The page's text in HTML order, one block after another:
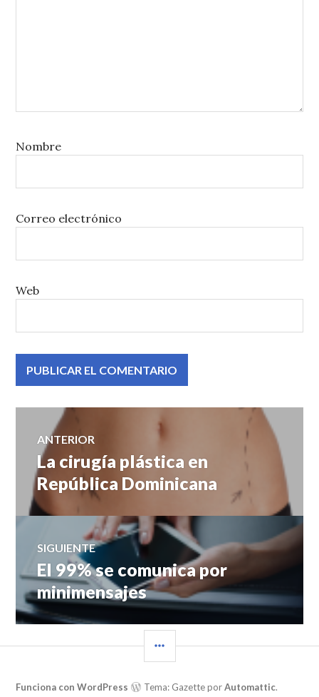
Nombre
Correo electrónico
Web
Navegación
de
entradas
ANTERIOR
Entrada
anterior:
La cirugía plástica en
República Dominicana
SIGUIENTE
Entrada
siguiente:
El 99% se comunica por
minimensajes
LATERAL
Funciona con WordPress Tema: Gazette porAutomattic.